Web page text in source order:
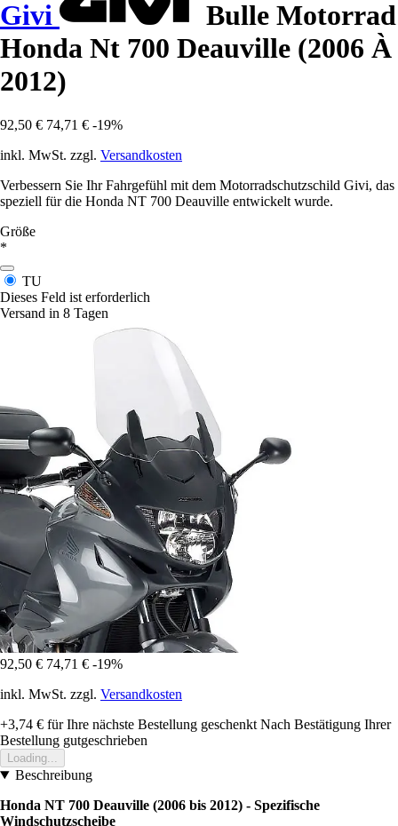
Givi
Bulle Motorrad
Honda Nt 700 Deauville (2006 À
2012)
92,50 € 74,71 € -19%
inkl. MwSt. zzgl. Versandkosten
Verbessern Sie Ihr Fahrgefühl mit dem Motorradschutzschild Givi, das
speziell für die Honda NT 700 Deauville entwickelt wurde.
Größe
*
TU
Dieses Feld ist erforderlich
Versand in 8 Tagen
92,50 € 74,71 € -19%
inkl. MwSt. zzgl. Versandkosten
+3,74 € für Ihre nächste Bestellung geschenkt Nach Bestätigung Ihrer
Bestellung gutgeschrieben
Loading...
Beschreibung
Honda NT 700 Deauville (2006 bis 2012) - Spezifische
Windschutzscheibe